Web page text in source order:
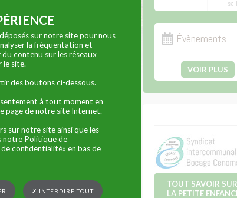
Évènements
VOIR PLUS
TOUT SAVOIR SUR
LA PETITE
sur notre site pour nous
la fréquentation et
contenu sur les réseaux
le site.
des boutons ci-dessous.
à tout moment en
page de notre site Internet.
sur notre site ainsi que les
notre Politique de
confidentialité» en bas de
✗ INTERDIRE TOUT